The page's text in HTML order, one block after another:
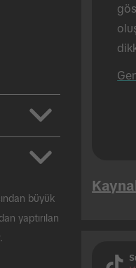
büyük
yaptırılan